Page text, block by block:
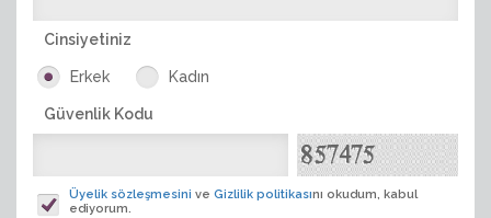
ÜYE ARA
Cinsiyetiniz
Erkek Kadın
Güvenlik Kodu
Üyelik sözleşmesini ve Gizlilik politikasını okudum, kabul
ediyorum.